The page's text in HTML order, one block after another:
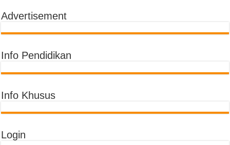
Advertisement
Info Pendidikan
Info Khusus
Login